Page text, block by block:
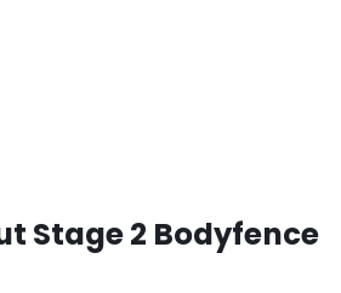
Stage 2 Bodyfence